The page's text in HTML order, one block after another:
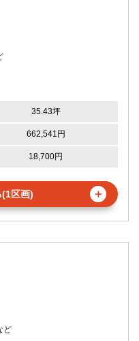
35.43坪
662,541円
18,700円
区画) ＋
ど